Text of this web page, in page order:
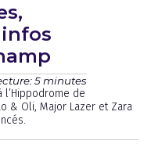
5 minutes
l’Hippodrome de
& Oli, Major Lazer et Zara